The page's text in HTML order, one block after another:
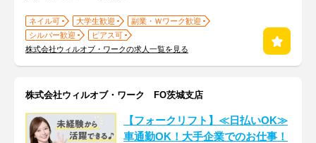
ネイル可 大学生歓迎
副業・Ｗワーク歓迎
シルバー歓迎
ピアス可
株式会社ウィルオブ・ワークの求人一覧を見る
株式会社ウィルオブ・ワーク FO茨城支店
【フォークリフト】≪日払いOK≫
車通勤OK！大手企業でのお仕事！